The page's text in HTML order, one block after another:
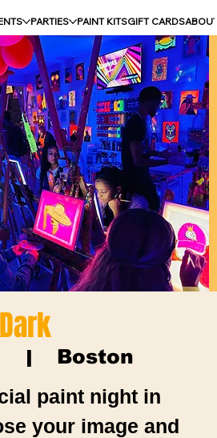
PARTIES PAINT KITSGIFT CARDS
  |
Boston
paint night in
your image and